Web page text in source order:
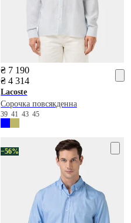
₴ 7 190
₴ 4 314
Lacoste
Сорочка повсякденна
39414345
−56%